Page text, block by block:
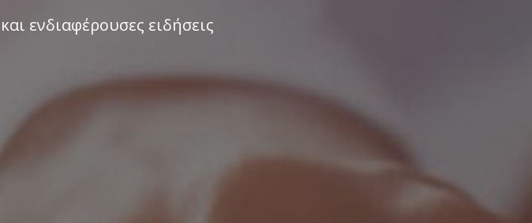
ενδιαφέρουσες ειδήσεις